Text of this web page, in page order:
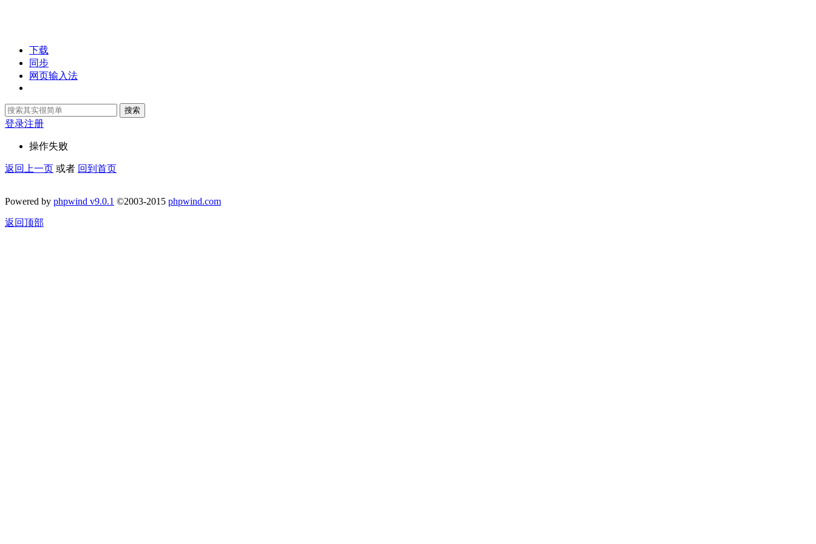
下载
同步
网页输入法
搜索
登录注册
操作失败
返回上一页 或者 回到首页
Powered by phpwind v9.0.1 ©2003-2015 phpwind.com
返回顶部